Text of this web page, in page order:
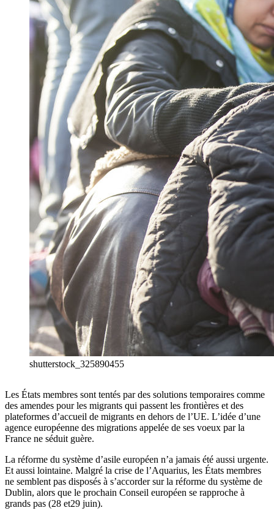
shutterstock_325890455
Les États membres sont tentés par des solutions temporaires comme
des amendes pour les migrants qui passent les frontières et des
plateformes d’accueil de migrants en dehors de l’UE. L’idée d’une
agence européenne des migrations appelée de ses voeux par la
France ne séduit guère.
La réforme du système d’asile européen n’a jamais été aussi urgente.
Et aussi lointaine. Malgré la crise de l’Aquarius, les États membres
ne semblent pas disposés à s’accorder sur la réforme du système de
Dublin, alors que le prochain Conseil européen se rapproche à
grands pas (28 et29 juin).